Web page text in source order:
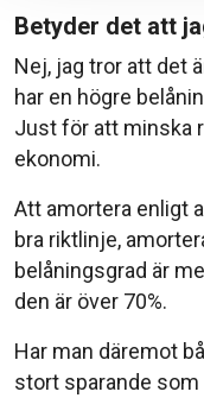
Betyder det att
Nej, jag tror att det
har en högre
Just för att minska
ekonomi.
Att amortera enligt
bra riktlinje,
belåningsgrad är
den är över 70%.
Har man däremot
stort sparande